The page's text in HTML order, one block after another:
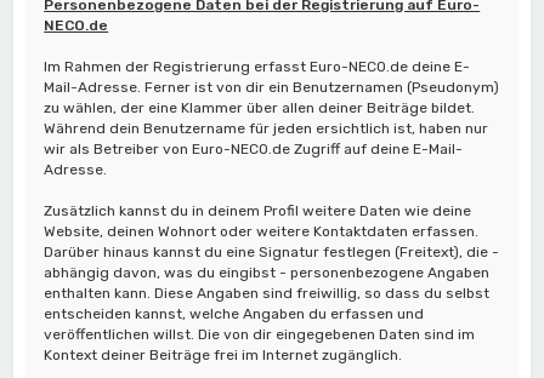
Personenbezogene Daten bei der Registrierung auf Euro-
NECO.de
Im Rahmen der Registrierung erfasst Euro-NECO.de deine E-
Mail-Adresse. Ferner ist von dir ein Benutzernamen (Pseudonym)
zu wählen, der eine Klammer über allen deiner Beiträge bildet.
Während dein Benutzername für jeden ersichtlich ist, haben nur
wir als Betreiber von Euro-NECO.de Zugriff auf deine E-Mail-
Adresse.
Zusätzlich kannst du in deinem Profil weitere Daten wie deine
Website, deinen Wohnort oder weitere Kontaktdaten erfassen.
Darüber hinaus kannst du eine Signatur festlegen (Freitext), die -
abhängig davon, was du eingibst - personenbezogene Angaben
enthalten kann. Diese Angaben sind freiwillig, so dass du selbst
entscheiden kannst, welche Angaben du erfassen und
veröffentlichen willst. Die von dir eingegebenen Daten sind im
Kontext deiner Beiträge frei im Internet zugänglich.